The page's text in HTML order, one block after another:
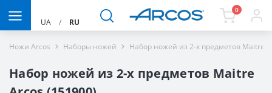
UA / RU
0
Ножи Arcos Наборы ножей Набор ножей из 2-х предметов Maitre
Набор ножей из 2-х предметов Maitre